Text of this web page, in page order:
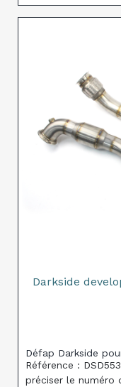
Darkside
Défap Darkside
Référence :
préciser le numéro